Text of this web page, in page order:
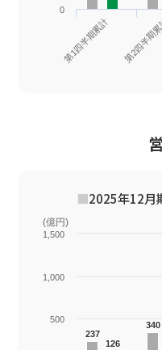
第1四半期累計 第2四半
0
■2025年12
(億円)
237
237
340
340
126
126
500
1,000
1,500